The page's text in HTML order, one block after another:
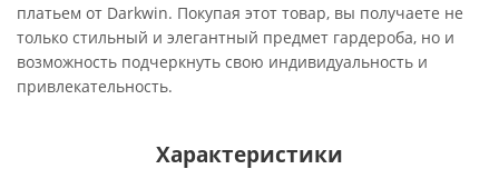
платьем от Darkwin. Покупая этот товар, вы получаете не
только стильный и элегантный предмет гардероба, но и
возможность подчеркнуть свою индивидуальность и
привлекательность.
Характеристики